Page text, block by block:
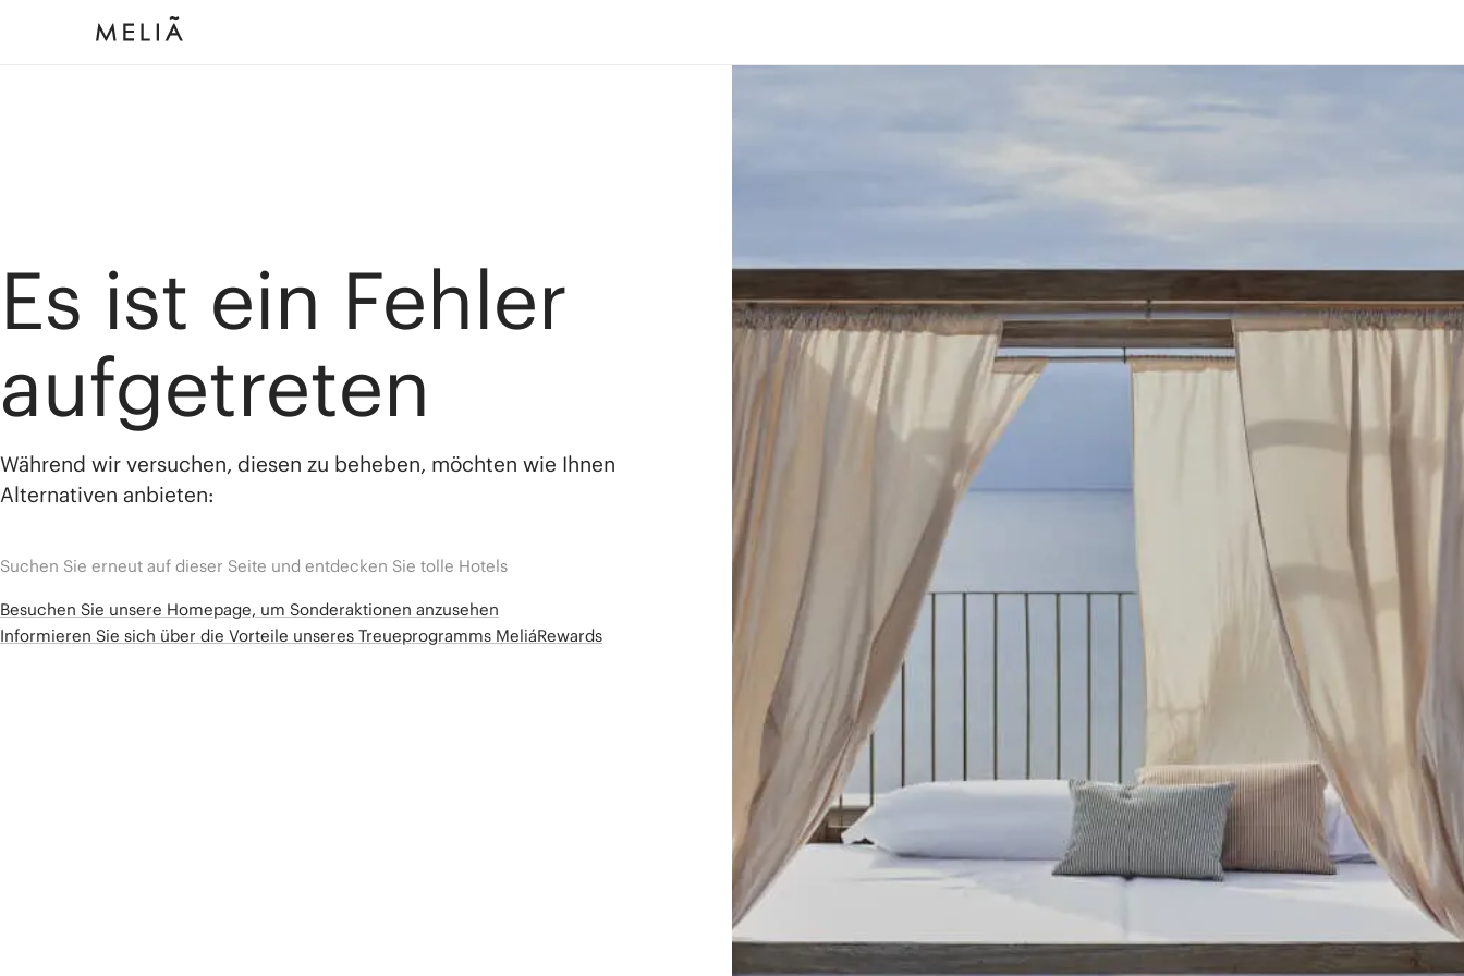
Es ist ein Fehler
aufgetreten
Während wir versuchen, diesen zu beheben, möchten wie Ihnen
Alternativen anbieten:
Suchen Sie erneut auf dieser Seite und entdecken Sie tolle Hotels
Besuchen Sie unsere Homepage, um Sonderaktionen anzusehen
Informieren Sie sich über die Vorteile unseres Treueprogramms MeliáRewards